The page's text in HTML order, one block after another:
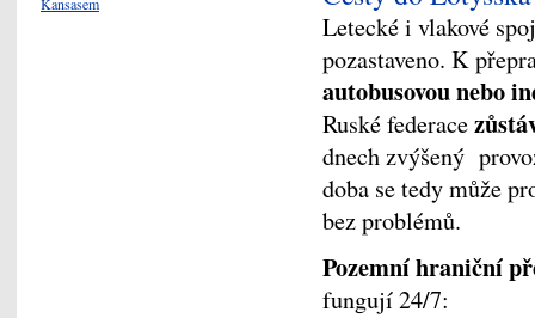
Letecké i vlakové
pozastaveno. K
autobusovou nebo
Ruské federace
dnech zvýšený
doba se tedy může
bez problémů.
Pozemní hraniční
fungují 24/7: